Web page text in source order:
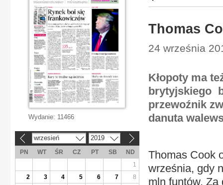
Thomas
24 września
Kłopoty ma
brytyjskiego
przewoźnik
danuta
Thomas Cook
września, gdy
mln funtów. Za
Wydanie: 11466
wrzesień 2019
PN WT ŚR CZ PT SB
ND
1
2
3 4 5 6 7
8